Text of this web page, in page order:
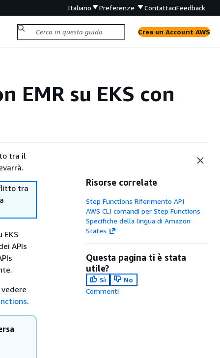
Italiano Preferenze ContattaciFeedback
Crea un Account AWS
EMR su EKS con
tra il
tra
EKS
APIs
.
Risorse correlate
Step Functions Riferimento API
AWS CLI comandi per Step Functions
Specifiche della lingua di Amazon
States
Questa pagina ti è stata
utile?
Sì
No
Commenti